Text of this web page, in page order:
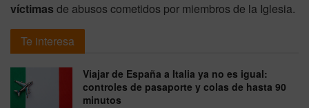
víctimas de abusos cometidos por miembros de la Iglesia.
Te interesa
Viajar de España a Italia ya no es igual:
controles de pasaporte y colas de hasta 90
minutos